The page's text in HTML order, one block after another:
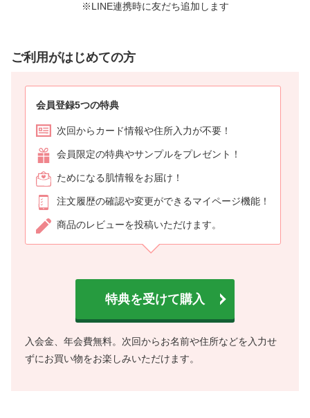
※LINE連携時に友だち追加します
ご利用がはじめての方
会員登録5つの特典
次回からカード情報や住所入力が不要！
会員限定の特典やサンプルをプレゼント！
ためになる肌情報をお届け！
注文履歴の確認や変更ができるマイページ機能！
商品のレビューを投稿いただけます。
特典を受けて購入
入会金、年会費無料。次回からお名前や住所などを入力せ
ずにお買い物をお楽しみいただけます。